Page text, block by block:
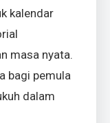
kalendar
masa nyata.
bagi pemula
dalam